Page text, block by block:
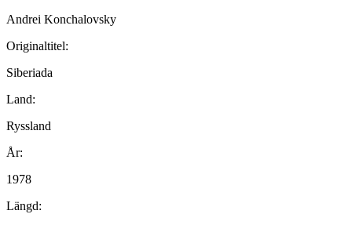
Andrei Konchalovsky
Originaltitel:
Siberiada
Land:
Ryssland
År:
1978
Längd: